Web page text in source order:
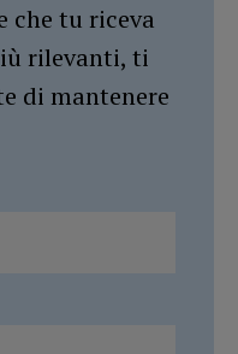
che tu riceva
rilevanti, ti
di mantenere